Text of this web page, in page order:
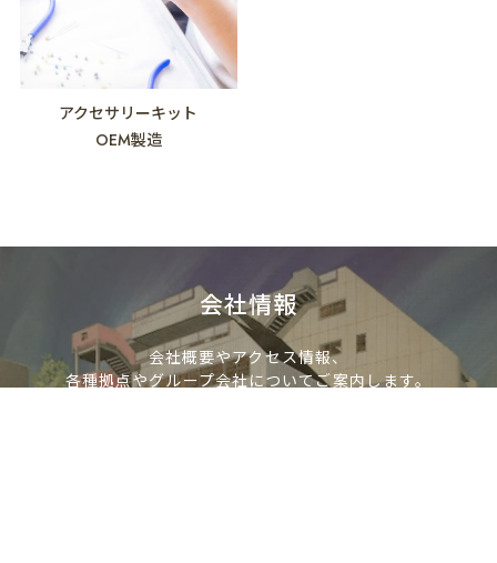
アクセサリーキット
OEM製造
会社情報
会社概要やアクセス情報、
各種拠点やグループ会社についてご案内します。